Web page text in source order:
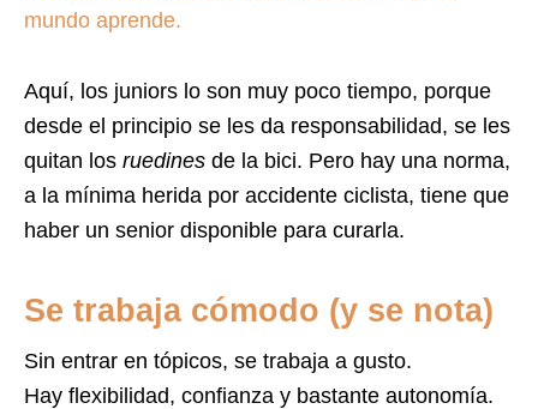
mundo aprende.
Aquí, los juniors lo son muy poco tiempo, porque
desde el principio se les da responsabilidad, se les
quitan los ruedines de la bici. Pero hay una norma,
a la mínima herida por accidente ciclista, tiene que
haber un senior disponible para curarla.
Se trabaja cómodo (y se nota)
Sin entrar en tópicos, se trabaja a gusto.
Hay flexibilidad, confianza y bastante autonomía.